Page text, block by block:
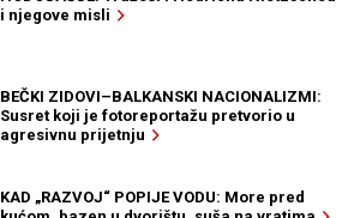
i njegove misli
BEČKI ZIDOVI–BALKANSKI NACIONALIZMI:
Susret koji je fotoreportažu pretvorio u
agresivnu prijetnju
KAD „RAZVOJ“ POPIJE VODU: More pred